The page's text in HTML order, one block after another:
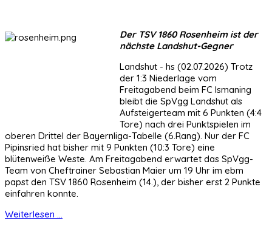
Der TSV 1860 Rosenheim ist der
nächste Landshut-Gegner
Landshut - hs (02.07.2026) Trotz
der 1:3 Niederlage vom
Freitagabend beim FC Ismaning
bleibt die SpVgg Landshut als
Aufsteigerteam mit 6 Punkten (4:4
Tore) nach drei Punktspielen im
oberen Drittel der Bayernliga-Tabelle (6.Rang). Nur der FC
Pipinsried hat bisher mit 9 Punkten (10:3 Tore) eine
blütenweiße Weste. Am Freitagabend erwartet das SpVgg-
Team von Cheftrainer Sebastian Maier um 19 Uhr im ebm
papst den TSV 1860 Rosenheim (14.), der bisher erst 2 Punkte
einfahren konnte.
Weiterlesen ...